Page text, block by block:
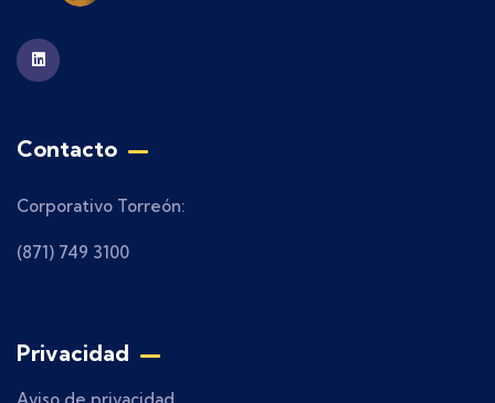
Contacto
Corporativo Torreón:
(871) 749 3100
Privacidad